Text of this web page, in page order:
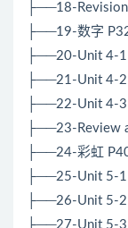
├──18-
├──19-数字
├──20-Unit 4-
├──21-Unit 4-
├──22-Unit 4-
├──23-Review
├──24-彩虹
├──25-Unit 5-1
├──26-Unit 5-2
├──27-Unit 5-